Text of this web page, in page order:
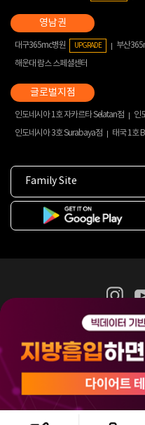
대구365mc병원 UPGRADE 부산
해운대 람스 스페셜센터
인도네시아 1호 자카르타 Selatan점
인
인도네시아 3호 Surabaya점
태국 1호
Family Site
365mc 병·의원 이
비급
(주)365mcㅣ서울특별시 서초
120-
COPYRIGHT(C) 2025